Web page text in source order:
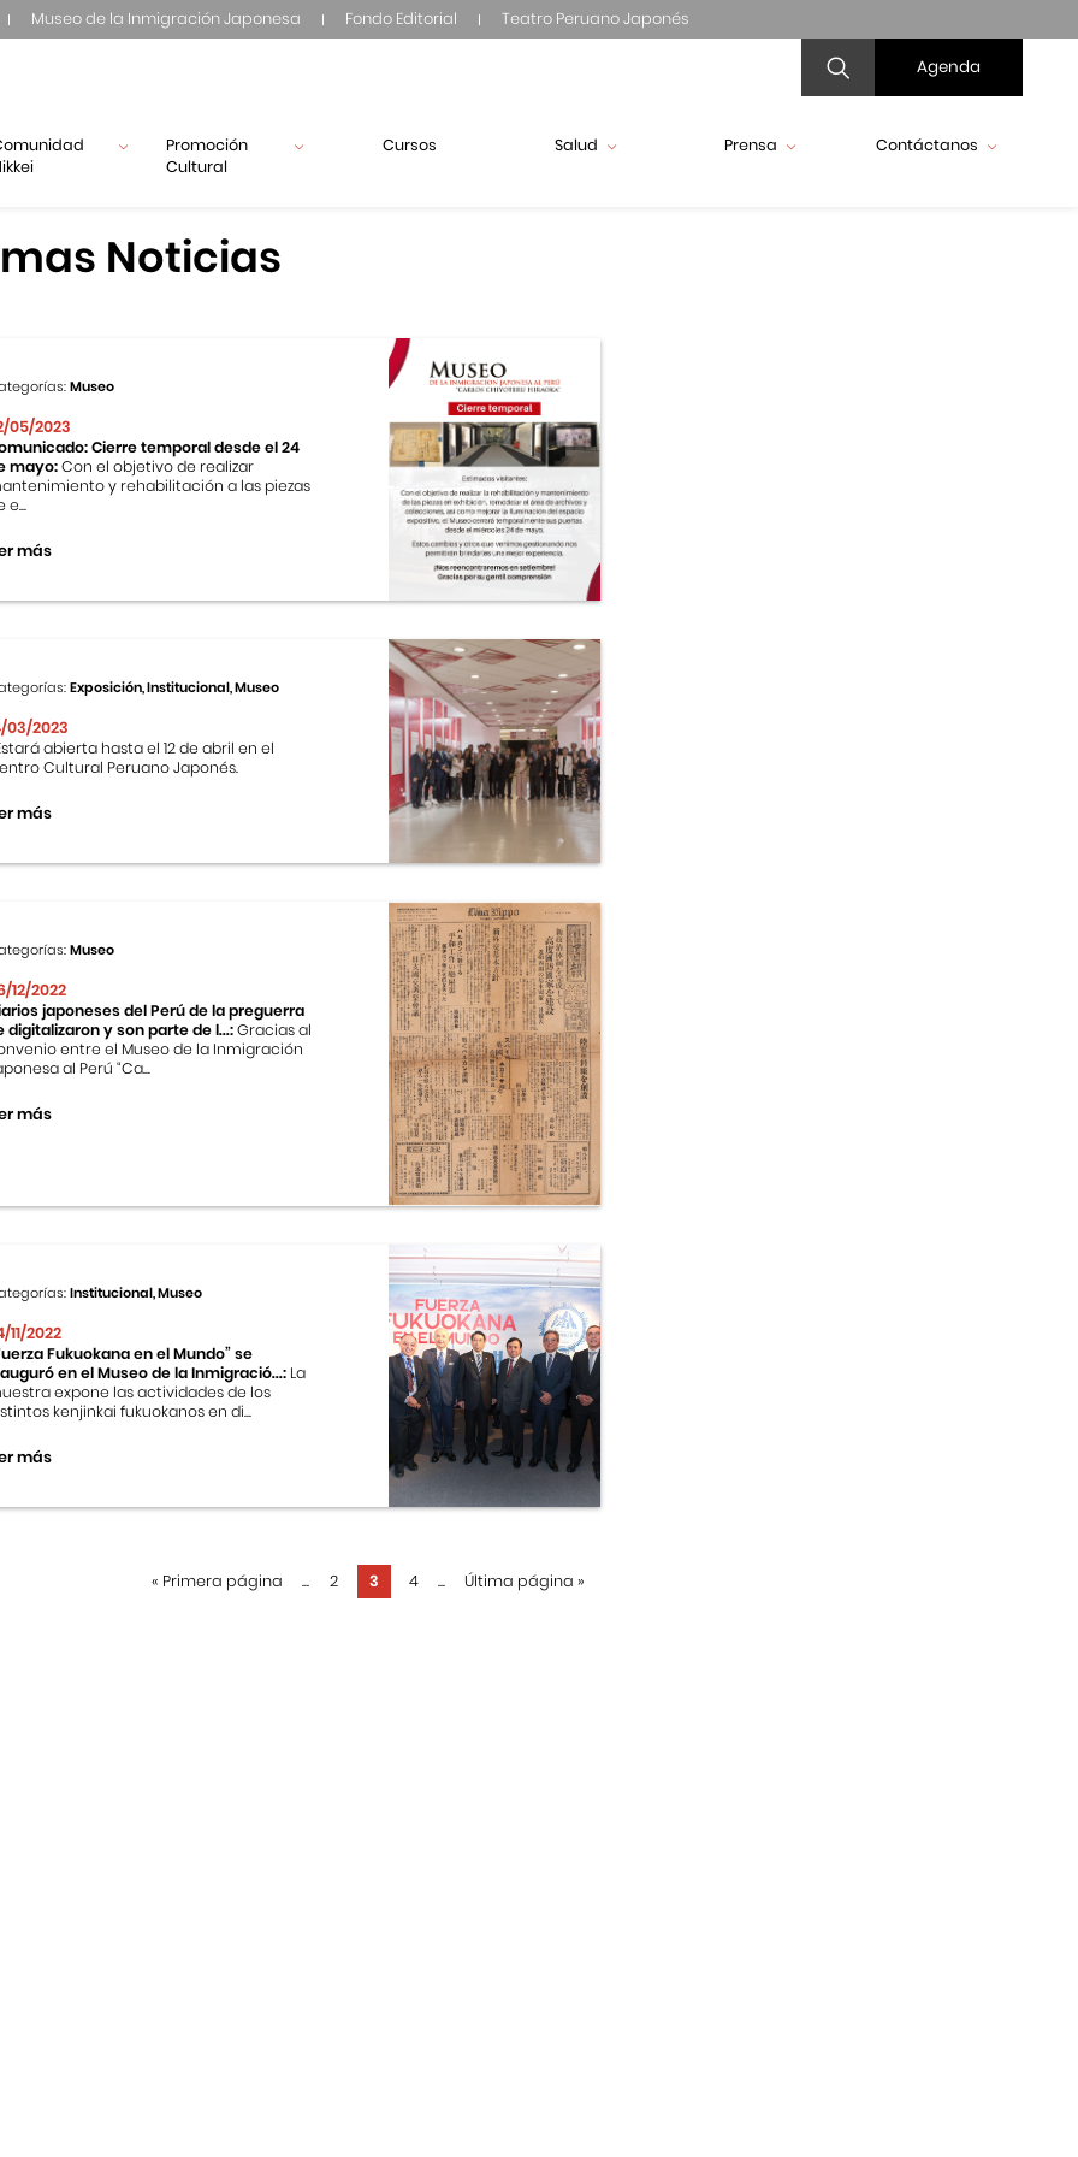
Museo de la Inmigración Japonesa Fondo Editorial Teatro Peruano Japonés
Agenda
Promoción
Cultural
Cursos Salud Prensa Contáctanos
Noticias
Museo
05/2023
Cierre temporal desde el 24
mayo:Con el objetivo de realizar
y rehabilitación a las piezas
e...
más
Exposición, Institucional, Museo
03/2023
abierta hasta el 12 de abril en el
Cultural Peruano Japonés.
más
Museo
12/2022
japoneses del Perú de la preguerra
digitalizaron y son parte de l...:Gracias al
entre el Museo de la Inmigración
al Perú “Ca...
más
Institucional, Museo
11/2022
Fukuokana en el Mundo” se
en el Museo de la Inmigració...: La
expone las actividades de los
kenjinkai fukuokanos en di...
más
« Primera página ... 2 3 4 ... Última página »